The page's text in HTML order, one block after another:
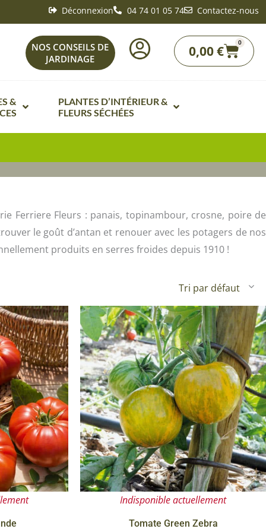
Déconnexion 04 74 01 05 74 Contactez-nous
NOS CONSEILS DE
JARDINAGE
0,00€
0
&
Fleurs de A à Z
fleurs par ambiances de
fleurs vivaces
de A à Z
en mélange
pour gazon & prairie
& Plantes utiles
semis de printemps
semis d’été
semis d’automne
& Graines Spéciales Semis
& Graines Spéciales petit
PLANTES D’INTÉRIEUR &
FLEURS SÉCHÉES
Bonsaï intérieur
Plante d’intérieur fleurie de A à Z
Plantes carnivores
Mini plantes vertes
Plantes de bureau
Plantes d’intérieur dépolluantes
Plantes d’intérieur colorées
Plantes tropicales d’intérieur
Plantes increvables
Ferriere Fleurs : panais, topinambour, crosne, poire de
le goût d’antan et renouer avec les potagers de nos
produits en serres froides depuis 1910 !
Indisponible actuellement
Tomate Green Zebra